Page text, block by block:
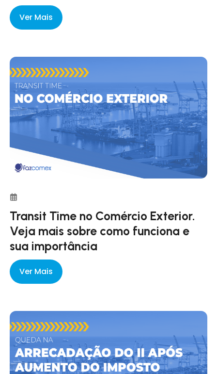
Ver Mais
Transit Time no Comércio Exterior.
Veja mais sobre como funciona e
sua importância
Ver Mais